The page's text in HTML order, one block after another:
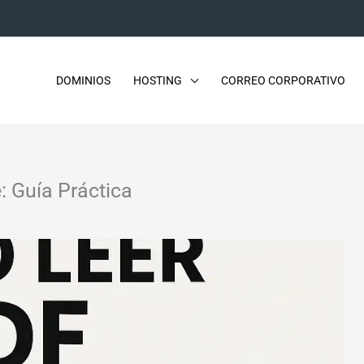
DOMINIOS HOSTING CORREO CORPORATIVO
Guía Práctica